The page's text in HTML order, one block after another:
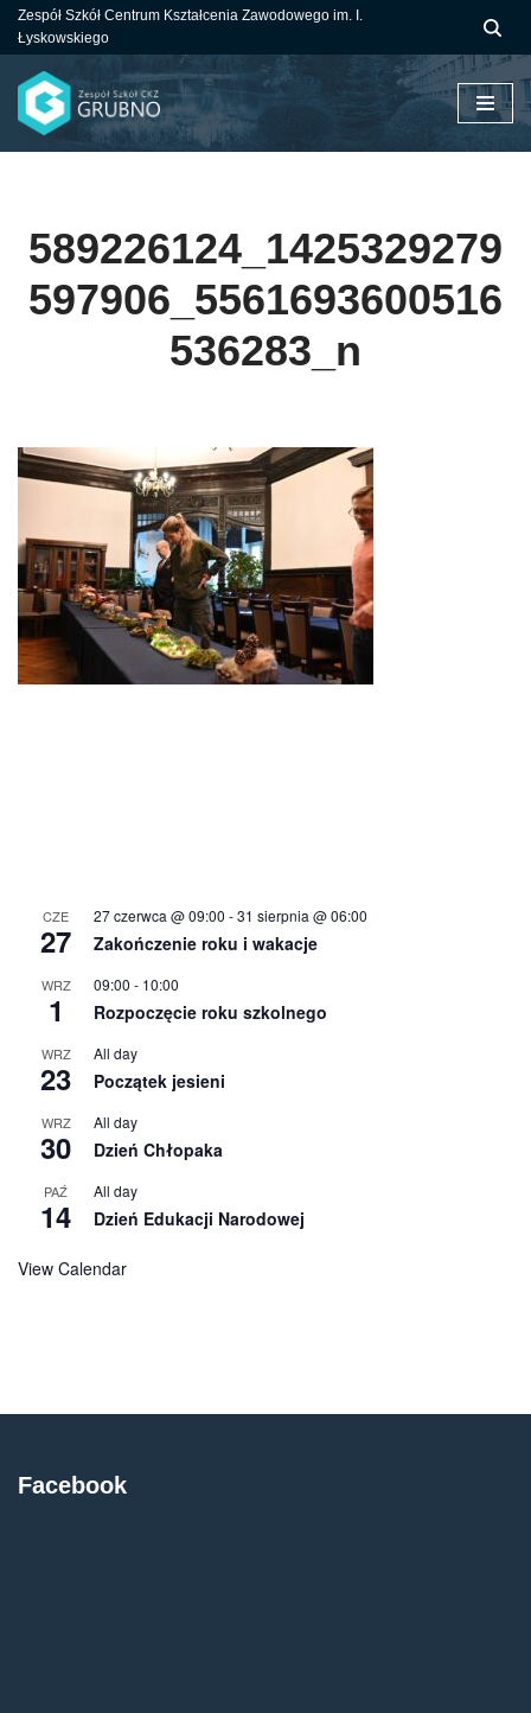
do
treści
Zespół Szkół Centrum Kształcenia Zawodowego im. I.
Łyskowskiego
589226124_1425329279
597906_5561693600516
536283_n
CZE
27
27 czerwca @ 09:00 -31 sierpnia @ 06:00
Zakończenie roku i wakacje
WRZ
1
09:00 - 10:00
Rozpoczęcie roku szkolnego
WRZ
23
All day
Początek jesieni
WRZ
30
All day
Dzień Chłopaka
PAŹ
14
All day
Dzień Edukacji Narodowej
View Calendar
Facebook